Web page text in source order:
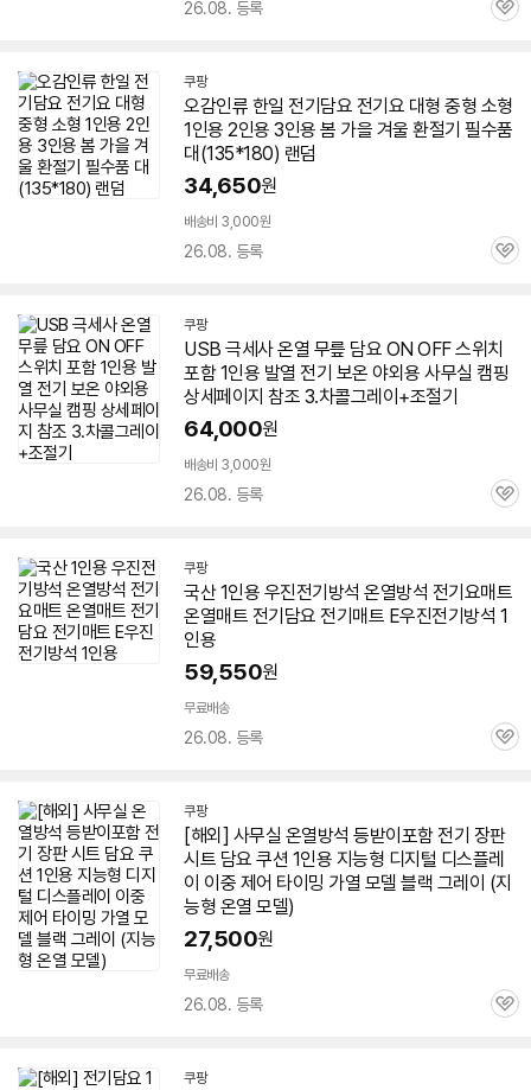
26.08. 등록
관
쿠팡
오감인류 한일 전기담요 전기요 대형 중형 소형
1인용 2인용 3인용 봄 가을 겨울 환절기 필수품
대(135*180) 랜덤
34,650원
배송비 3,000원
26.08. 등록
관
쿠팡
USB 극세사 온열 무릎 담요 ON OFF 스위치
포함1인용 발열 전기 보온 야외용 사무실 캠핑
상세페이지 참조 3.차콜그레이+조절기
64,000원
배송비 3,000원
26.08. 등록
관
쿠팡
국산1인용 우진전기방석 온열방석 전기요매트
온열매트 전기담요 전기매트 E우진전기방석 1
인용
59,550원
무료배송
26.08. 등록
관
쿠팡
[해외] 사무실 온열방석 등받이포함전기 장판
시트 담요 쿠션 1인용 지능형 디지털 디스플레
이 이중 제어 타이밍 가열 모델 블랙 그레이 (지
능형 온열 모델)
27,500원
무료배송
26.08. 등록
관
쿠팡